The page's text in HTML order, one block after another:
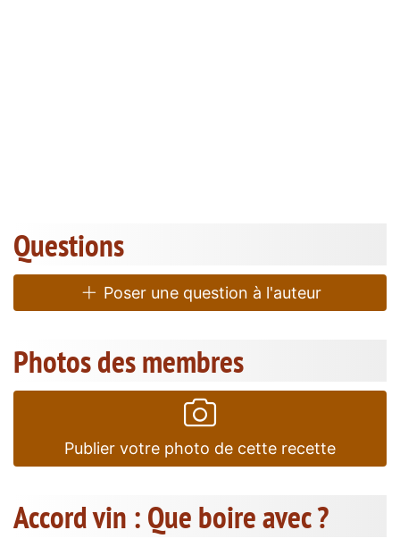
Questions
Poser une question à l'auteur
Photos des membres
Publier votre photo de cette recette
Accord vin : Que boire avec ?